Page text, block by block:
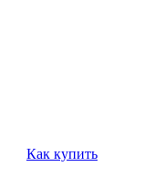
Как купить